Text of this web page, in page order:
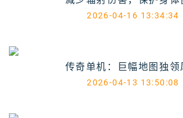
2026-04-16 13:34:34
传奇单机：巨幅地图独领
2026-04-13 13:50:08